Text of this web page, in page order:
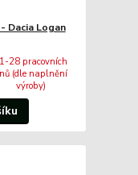
Dacia Logan
28 pracovních
(dle naplnění
výroby)